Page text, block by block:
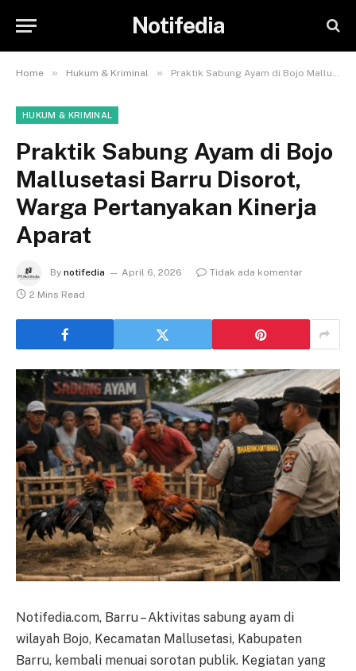
Notifedia
Home » Hukum & Kriminal » Praktik Sabung Ayam di Bojo Mallusetasi Barru Disorot, Warga Pertanyakan Kinerja Aparat
HUKUM & KRIMINAL
Praktik Sabung Ayam di Bojo
Mallusetasi Barru Disorot,
Warga Pertanyakan Kinerja
Aparat
By notifedia April 6, 2026
Tidak ada komentar
2 Mins Read
Notifedia.com, Barru – Aktivitas sabung ayam di
wilayah Bojo, Kecamatan Mallusetasi, Kabupaten
Barru, kembali menuai sorotan publik. Kegiatan yang